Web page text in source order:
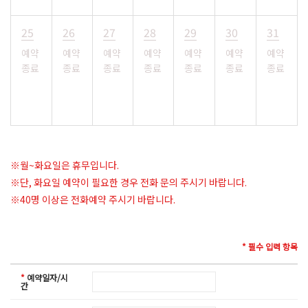
25
예약
종료
26
예약
종료
27
예약
종료
28
예약
종료
29
예약
종료
30
예약
종료
31
예약
종료
※월~화요일은 휴무입니다.
※단, 화요일 예약이 필요한 경우 전화 문의 주시기 바랍니다.
※40명 이상은 전화예약 주시기 바랍니다.
* 필수 입력 항목
* 예약일자/시
간